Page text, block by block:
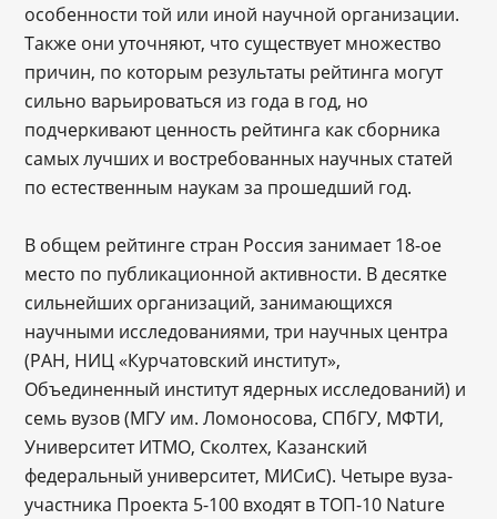
особенности той или иной научной организации.
Также они уточняют, что существует множество
причин, по которым результаты рейтинга могут
сильно варьироваться из года в год, но
подчеркивают ценность рейтинга как сборника
самых лучших и востребованных научных статей
по естественным наукам за прошедший год.
В общем рейтинге стран Россия занимает 18-ое
место по публикационной активности. В десятке
сильнейших организаций, занимающихся
научными исследованиями, три научных центра
(РАН, НИЦ «Курчатовский институт»,
Объединенный институт ядерных исследований) и
семь вузов (МГУ им. Ломоносова, СПбГУ, МФТИ,
Университет ИТМО, Сколтех, Казанский
федеральный университет, МИСиС). Четыре вуза-
участника Проекта 5-100 входят в ТОП-10 Nature